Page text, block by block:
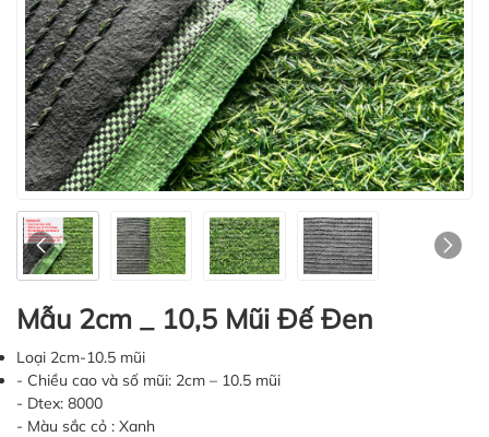
Mẫu 2cm _ 10,5 Mũi Đế Đen
Loại 2cm-10.5 mũi
- Chiều cao và số mũi: 2cm – 10.5 mũi
- Dtex: 8000
- Màu sắc cỏ : Xanh